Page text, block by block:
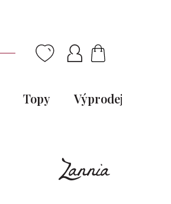
NÁKUPNÍ
KOŠÍK
Topy Výprodej